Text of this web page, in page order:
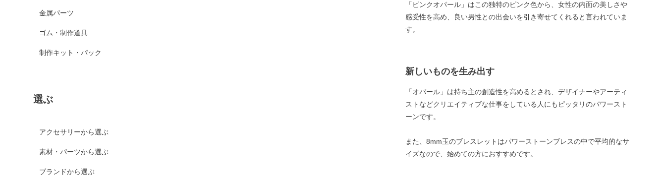
金属パーツ
ゴム・制作道具
制作キット・パック
選ぶ
アクセサリーから選ぶ
素材・パーツから選ぶ
ブランドから選ぶ
「ピンクオパール」はこの独特のピンク色から、女性の内面の美しさや
感受性を高め、良い男性との出会いを引き寄せてくれると言われていま
す。
新しいものを生み出す
「オパール」は持ち主の創造性を高めるとされ、デザイナーやアーティ
ストなどクリエイティブな仕事をしている人にもピッタリのパワースト
ーンです。
また、8mm玉のブレスレットはパワーストーンブレスの中で平均的なサ
イズなので、始めての方におすすめです。